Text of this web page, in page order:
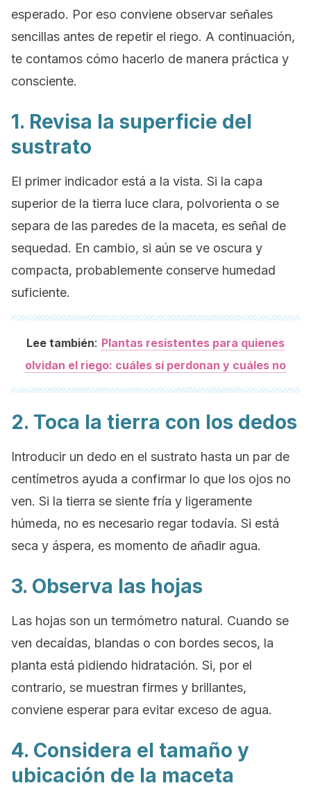
esperado. Por eso conviene observar señales
sencillas antes de repetir el riego. A continuación,
te contamos cómo hacerlo de manera práctica y
consciente.
1. Revisa la superficie del
sustrato
El primer indicador está a la vista. Si la capa
superior de la tierra luce clara, polvorienta o se
separa de las paredes de la maceta, es señal de
sequedad. En cambio, si aún se ve oscura y
compacta, probablemente conserve humedad
suficiente.
Lee también: Plantas resistentes para quienes
olvidan el riego: cuáles sí perdonan y cuáles no
2. Toca la tierra con los dedos
Introducir un dedo en el sustrato hasta un par de
centímetros ayuda a confirmar lo que los ojos no
ven. Si la tierra se siente fría y ligeramente
húmeda, no es necesario regar todavía. Si está
seca y áspera, es momento de añadir agua.
3. Observa las hojas
Las hojas son un termómetro natural. Cuando se
ven decaídas, blandas o con bordes secos, la
planta está pidiendo hidratación. Si, por el
contrario, se muestran firmes y brillantes,
conviene esperar para evitar exceso de agua.
4. Considera el tamaño y
ubicación de la maceta